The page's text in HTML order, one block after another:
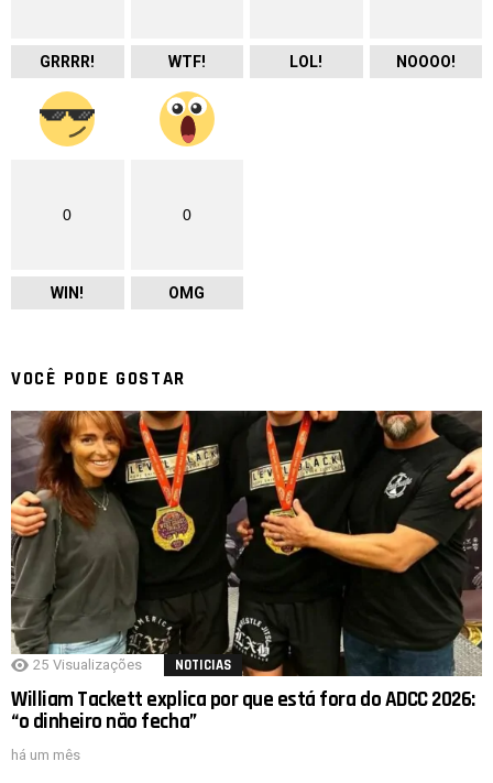
GRRRR! WTF! LOL! NOOOO!
0
WIN!
0
OMG
VOCÊ PODE GOSTAR
25 Visualizações NOTICIAS
William Tackett explica por que está fora do ADCC 2026:
“o dinheiro não fecha”
há um mês